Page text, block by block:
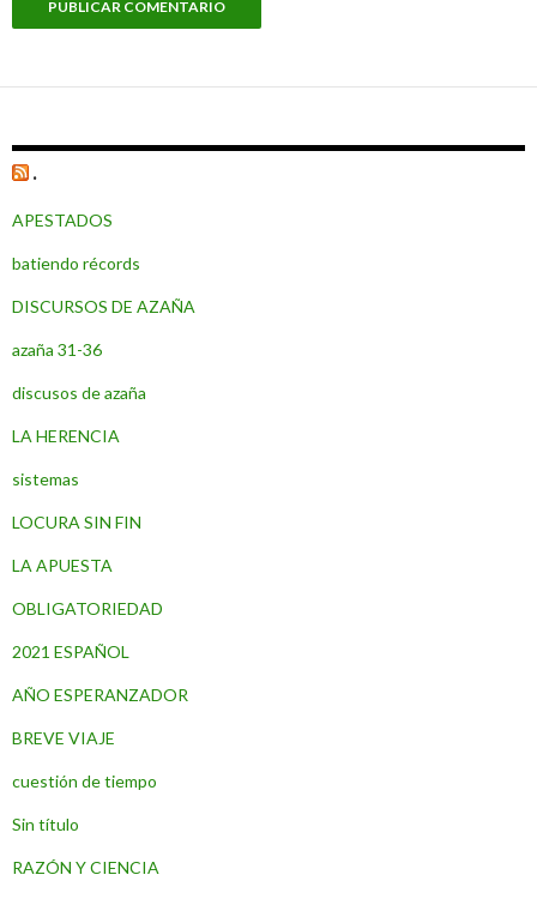
.
APESTADOS
batiendo récords
DISCURSOS DE AZAÑA
azaña 31-36
discusos de azaña
LA HERENCIA
sistemas
LOCURA SIN FIN
LA APUESTA
OBLIGATORIEDAD
2021 ESPAÑOL
AÑO ESPERANZADOR
BREVE VIAJE
cuestión de tiempo
Sin título
RAZÓN Y CIENCIA